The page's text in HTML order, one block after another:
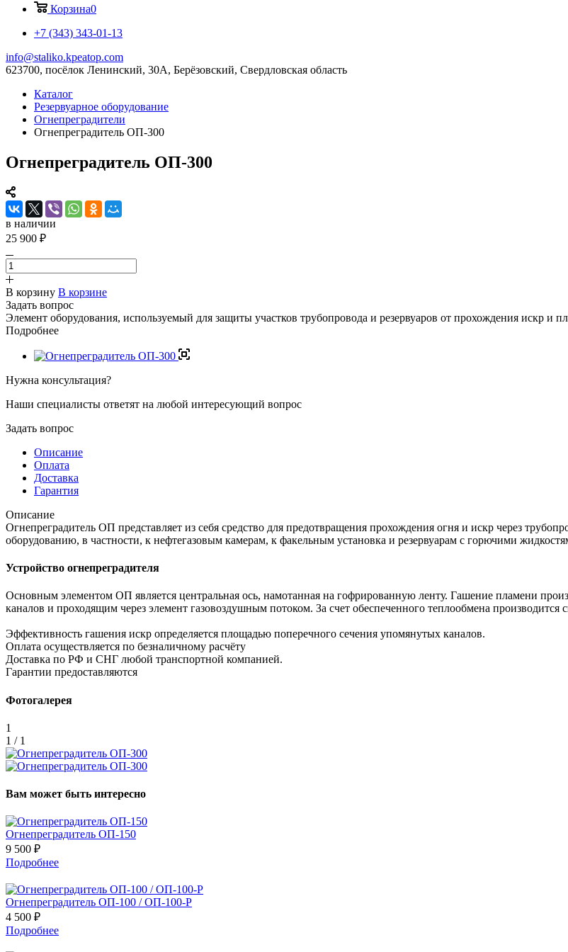
Корзина0
+7 (343) 343-01-13
info@staliko.kpeatop.com
623700, посёлок Ленинский, 30А, Берёзовский, Свердловская область
Каталог
Резервуарное оборудование
Огнепреградители
Огнепреградитель ОП-300
Огнепреградитель ОП-300
в наличии
25 900 ₽
В корзину В корзине
Задать вопрос
Элемент оборудования, используемый для защиты участков трубопровода и резервуаров от прохождения искр и
Подробнее
Нужна консультация?
Наши специалисты ответят на любой интересующий вопрос
Задать вопрос
Описание
Оплата
Доставка
Гарантия
Описание
Огнепреградитель ОП представляет из себя средство для предотвращения прохождения огня и искр через
оборудованию, в частности, к нефтегазовым камерам, к факельным установка и резервуарам с горючими
Устройство огнепреградителя
Основным элементом ОП является центральная ось, намотанная на гофрированную ленту. Гашение пламени
каналов и проходящим через элемент газовоздушным потоком. За счет обеспеченного теплообмена
Эффективность гашения искр определяется площадью поперечного сечения упомянутых каналов.
Оплата осуществляется по безналичному расчёту
Доставка по РФ и СНГ любой транспортной компанией.
Гарантии предоставляются
Фотогалерея
1
1 / 1
Вам может быть интересно
Огнепреградитель ОП-150
9 500 ₽
Подробнее
Огнепреградитель ОП-100 / ОП-100-Р
4 500 ₽
Подробнее